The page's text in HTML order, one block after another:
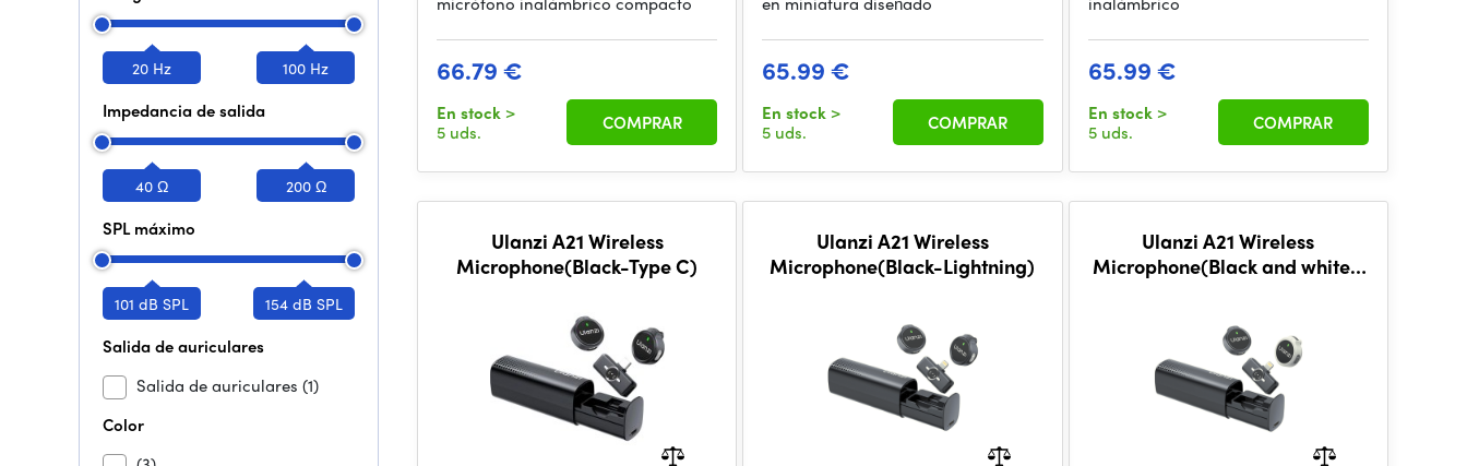
20 Hz 100 Hz
Impedancia de salida
40 Ω 200 Ω
SPL máximo
101 dB SPL 154 dB SPL
Salida de auriculares
Salida de auriculares (1)
Color
66.79 €
En stock >
5 uds.
COMPRAR
65.99 €
En stock >
5 uds.
COMPRAR
65.99 €
En stock >
5 uds.
COMPRAR
Ulanzi A21 Wireless
Microphone(Black-Type C)
Ulanzi A21 Wireless
Microphone(Black-Lightning)
Ulanzi A21 Wireless
Microphone(Black and white -